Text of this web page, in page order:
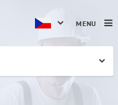
MENU